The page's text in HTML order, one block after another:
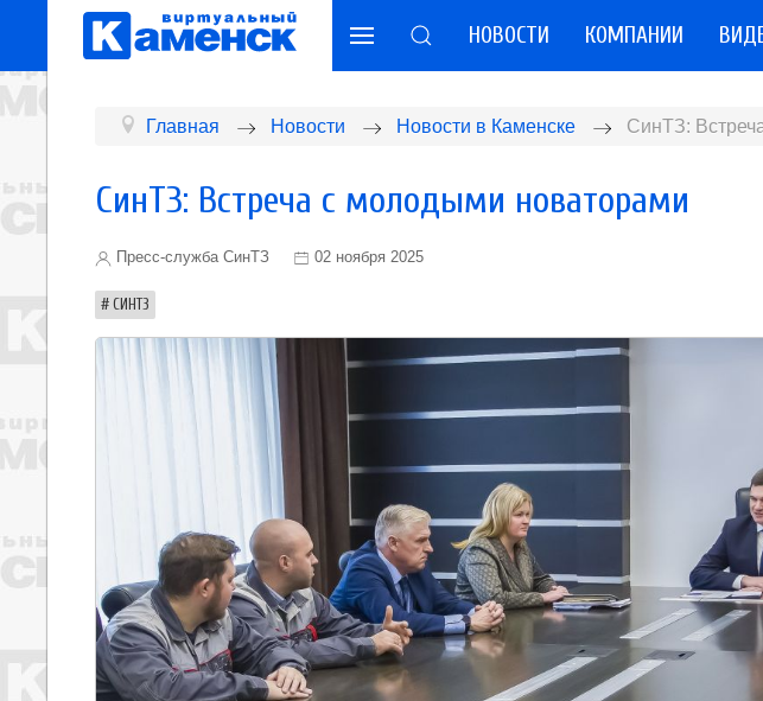
НОВОСТИ КОМПАНИИ
Главная Новости Новости в Каменске СинТЗ:
СинТЗ: Встреча с молодыми новаторами
Пресс-служба СинТЗ 02 ноября 2025
СИНТЗ